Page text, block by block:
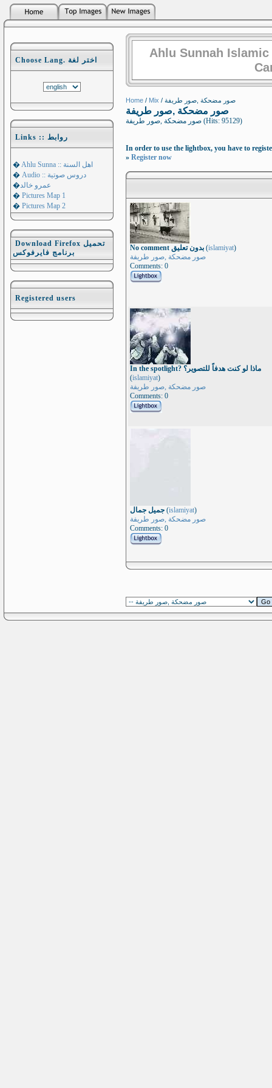
Choose Lang. اختر لغة
Links :: روابط
�
Ahlu Sunna :: اهل السنة
�
Audio :: دروس صوتية
�عمرو خالد
� Pictures Map 1
� Pictures Map 2
Download Firefox تحميل
برنامج فايرفوكس
Registered users
Ahlu Sunnah
Home / Mix / صور مضحكة ,صور طريفة
صور مضحكة ,صور طريفة
صور مضحكة ,صور طريفة (Hits: 95129)
In order to use the lightbox, you have to
» Register now
No comment بدون تعليق (islamiyat)
صور مضحكة ,صور طريفة
Comments: 0
In the spotlight? ماذا لو كنت هدفاً للتصوير؟
(islamiyat)
صور مضحكة ,صور طريفة
Comments: 0
جميل جمال (islamiyat)
صور مضحكة ,صور طريفة
Comments: 0